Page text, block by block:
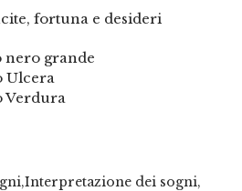
fortuna e desideri
nero grande
Ulcera
Verdura
Interpretazione dei sogni